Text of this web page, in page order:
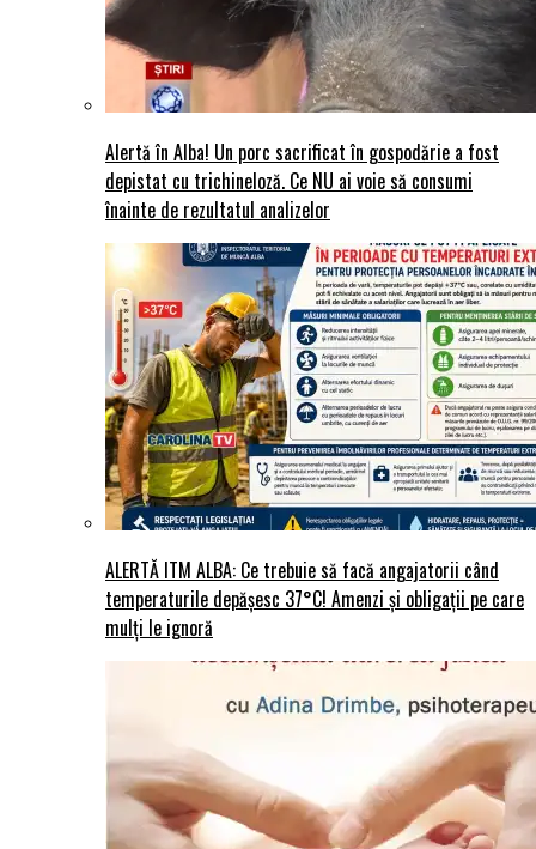
Alertă în Alba! Un porc sacrificat în gospodărie a fost
depistat cu trichineloză. Ce NU ai voie să consumi
înainte de rezultatul analizelor
ALERTĂ ITM ALBA: Ce trebuie să facă angajatorii când
temperaturile depășesc 37°C! Amenzi și obligații pe care
mulți le ignoră